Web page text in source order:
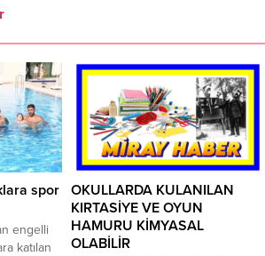
spor
engelli
katılan
OKULLARDA KULANILAN
KIRTASİYE VE OYUN
HAMURU KİMYASAL
OLABİLİR